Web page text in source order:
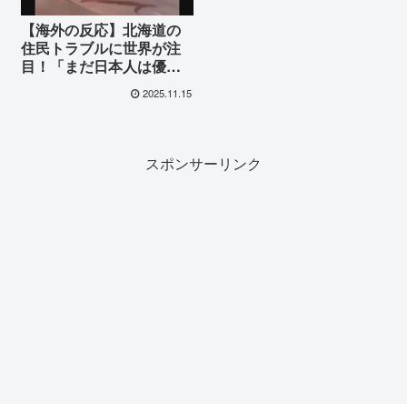
【海外の反応】北海道の
住民トラブルに世界が注
目！「まだ日本人は優し
い」海外が日本の将来を
2025.11.15
スポンサーリンク